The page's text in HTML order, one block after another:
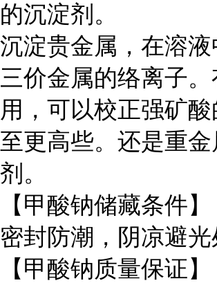
的沉淀剂。
沉淀贵金属，在溶
三价金属的络离子
用，可以校正强矿
至更高些。还是重
剂。
【甲酸钠储藏条件】
密封防潮，阴凉避光
【甲酸钠质量保证】